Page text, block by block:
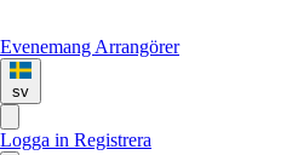
Evenemang Arrangörer
sv
Logga in Registrera